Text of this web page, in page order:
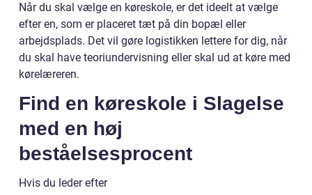
Når du skal vælge en køreskole, er det ideelt at vælge
efter en, som er placeret tæt på din bopæl eller
arbejdsplads. Det vil gøre logistikken lettere for dig, når
du skal have teoriundervisning eller skal ud at køre med
kørelæreren.
Find en køreskole i Slagelse
med en høj
beståelsesprocent
Hvis du leder efter